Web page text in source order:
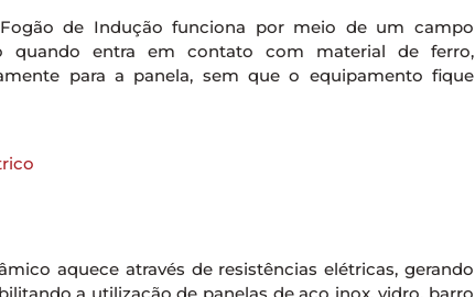
de Indução funciona por meio de um campo
quando entra em contato com material de ferro,
para a panela, sem que o equipamento fique
aquece através de resistências elétricas, gerando
a utilização de panelas de aço inox, vidro, barro